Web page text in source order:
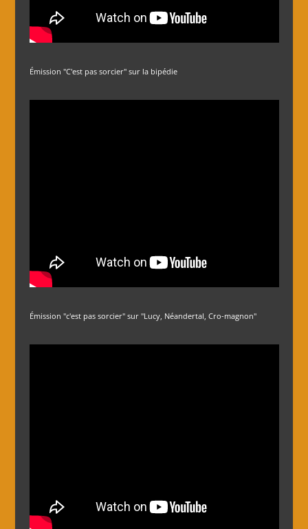
Émission "C'est pas sorcier" sur la bipédie
Émission "c'est pas sorcier" sur "Lucy, Néandertal, Cro-magnon"